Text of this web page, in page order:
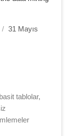
/ 31 Mayıs
tablolar,